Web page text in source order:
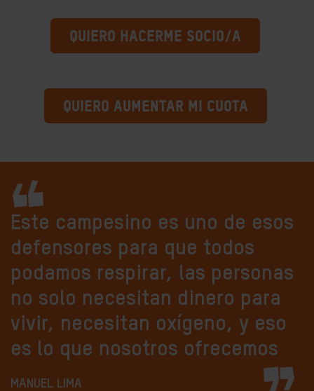
QUIERO HACERME SOCIO/A
QUIERO AUMENTAR MI CUOTA
Este campesino es uno de esos
defensores para que todos
podamos respirar, las personas
no solo necesitan dinero para
vivir, necesitan oxígeno, y eso
es lo que nosotros ofrecemos
MANUEL LIMA